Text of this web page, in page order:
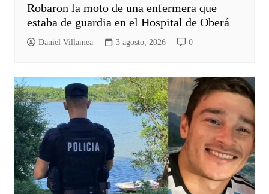
Robaron la moto de una enfermera que
estaba de guardia en el Hospital de Oberá
Daniel Villamea 3 agosto, 2026 0